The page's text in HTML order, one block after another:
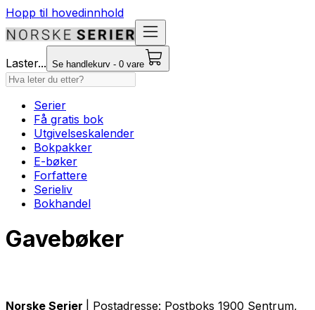
Hopp til hovedinnhold
Laster... Se handlekurv - 0 vare
Serier
Få gratis bok
Utgivelseskalender
Bokpakker
E-bøker
Forfattere
Serieliv
Bokhandel
Gavebøker
Norske Serier
| Postadresse: Postboks 1900 Sentrum,